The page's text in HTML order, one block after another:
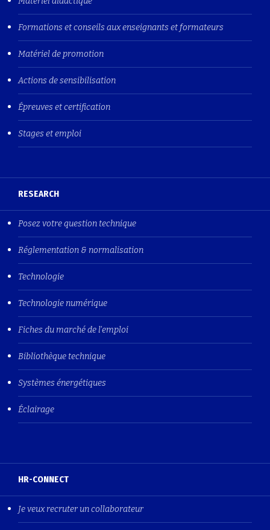
Formations et conseils aux enseignants et formateurs
Matériel de promotion
Actions de sensibilisation
Épreuves et certification
Stages et emploi
RESEARCH
Posez votre question technique
Réglementation & normalisation
Technologie
Technologie numérique
Fiches du marché de l'emploi
Bibliothèque technique
Systèmes énergétiques
Éclairage
HR-CONNECT
Je veux recruter un collaborateur